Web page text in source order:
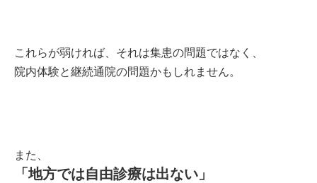
これらが弱ければ、それは集患の問題ではなく、
院内体験と継続通院の問題かもしれません。
また、
「地方では自由診療は出ない」